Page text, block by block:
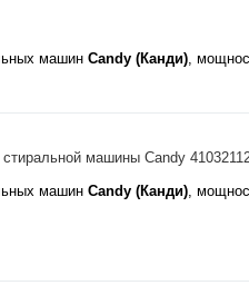
машин Candy (Канди),
машины Candy
машин Candy (Канди),